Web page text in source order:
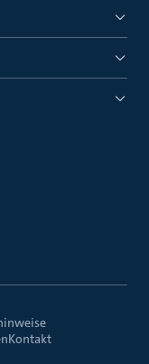
Kontakt